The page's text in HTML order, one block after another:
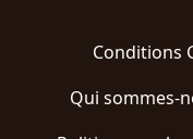
Conditions
Qui sommes-